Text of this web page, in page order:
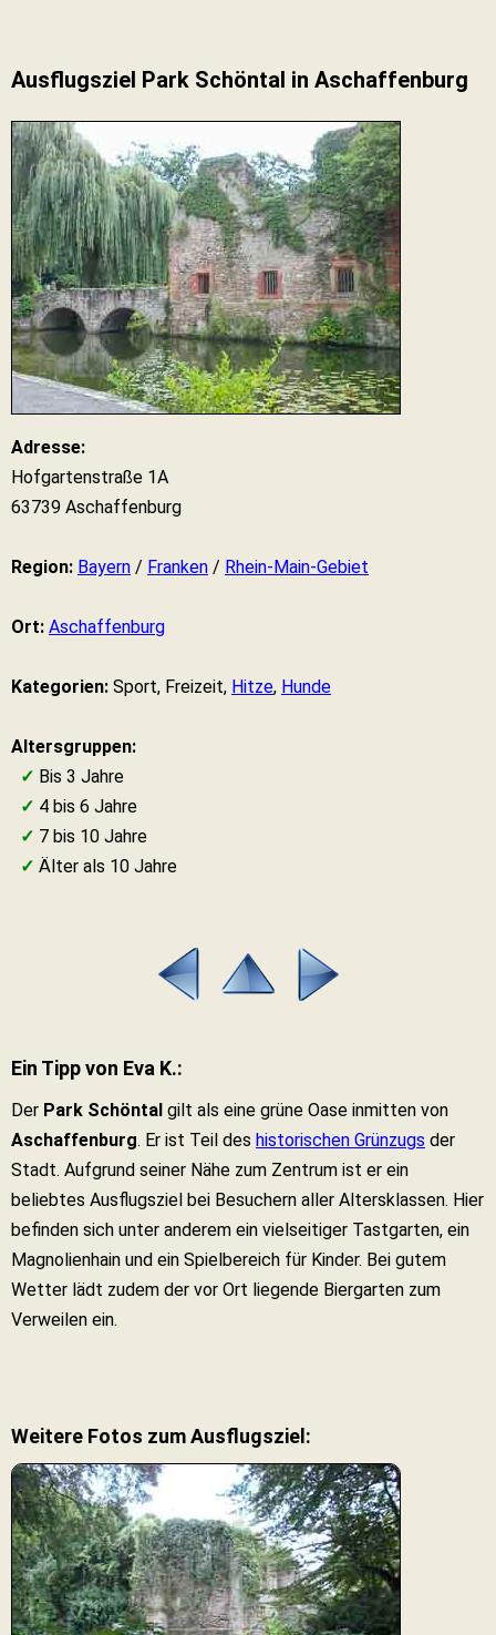
Ausflugsziel Park Schöntal in Aschaffenburg
Adresse:
Hofgartenstraße 1A
63739 Aschaffenburg
Region: Bayern / Franken / Rhein-Main-Gebiet
Ort: Aschaffenburg
Kategorien: Sport, Freizeit, Hitze, Hunde
Altersgruppen:
✓ Bis 3 Jahre
✓ 4 bis 6 Jahre
✓ 7 bis 10 Jahre
✓ Älter als 10 Jahre
Ein Tipp von Eva K.:
Der Park Schöntal gilt als eine grüne Oase inmitten von
Aschaffenburg. Er ist Teil des historischen Grünzugs der
Stadt. Aufgrund seiner Nähe zum Zentrum ist er ein
beliebtes Ausflugsziel bei Besuchern aller Altersklassen. Hier
befinden sich unter anderem ein vielseitiger Tastgarten, ein
Magnolienhain und ein Spielbereich für Kinder. Bei gutem
Wetter lädt zudem der vor Ort liegende Biergarten zum
Verweilen ein.
Weitere Fotos zum Ausflugsziel: